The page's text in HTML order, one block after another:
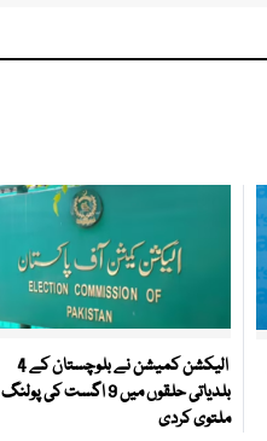
الیکشن کمیشن نے بلوچستان کے 4
بلدیاتی حلقوں میں 9 اگست کی پولنگ
ملتوی کردی